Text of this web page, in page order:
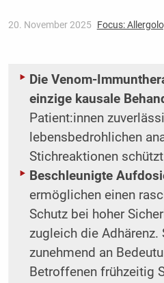
20. November 2025 Focus:
Die Venom-
einzige kausale
Patient:innen
lebensbedrohlichen
Stichreaktionen
Beschleunigte
ermöglichen einen
Schutz bei hoher
zugleich die Adhärenz.
zunehmend an
Betroffenen frühzeitig